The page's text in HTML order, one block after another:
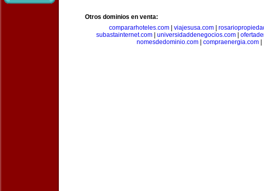
Otros dominios en venta:
compararhoteles.com| viajesusa.com|
subastainternet.com| universidaddenegocios.com|
nomesdedominio.com| compraenergia.com|